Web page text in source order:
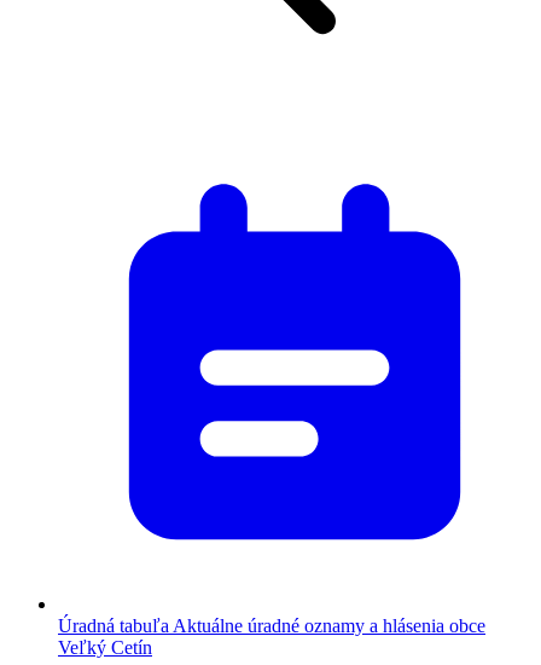
Úradná tabuľa Aktuálne úradné oznamy a hlásenia obce
Veľký Cetín